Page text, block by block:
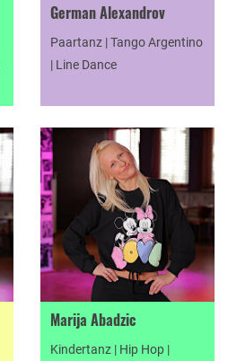
German Alexandrov
Paartanz | Tango Argentino
| Line Dance
Marija Abadzic
Kindertanz | Hip Hop |